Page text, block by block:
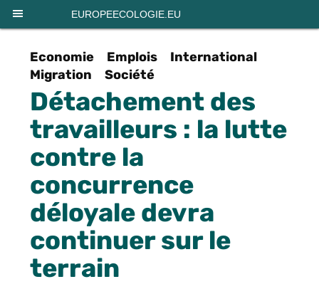
EUROPEECOLOGIE.EU
Economie Emplois
International
Migration
Société
Détachement des
travailleurs : la lutte
contre la
concurrence
déloyale devra
continuer sur le
terrain